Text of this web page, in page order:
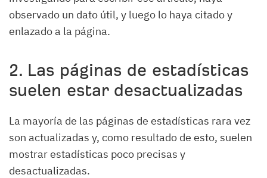
observado un dato útil, y luego lo haya citado y
enlazado a la página.
2. Las páginas de estadísticas
suelen estar desactualizadas
La mayoría de las páginas de estadísticas rara vez
son actualizadas y, como resultado de esto, suelen
mostrar estadísticas poco precisas y
desactualizadas.